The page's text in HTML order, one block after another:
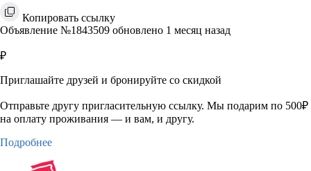
Копировать ссылку
Объявление №1843509 обновлено 1 месяц назад
₽
Приглашайте друзей и бронируйте со скидкой
Отправьте другу пригласительную ссылку. Мы подарим по 500₽
на оплату проживания — и вам, и другу.
Подробнее